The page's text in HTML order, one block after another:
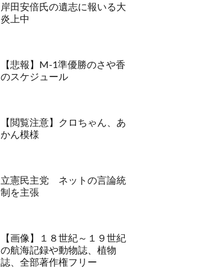
岸田安倍氏の遺志に報いる大
炎上中
【悲報】M-1準優勝のさや香
のスケジュール
【閲覧注意】クロちゃん、あ
かん模様
立憲民主党 ネットの言論統
制を主張
【画像】１８世紀～１９世紀
の航海記録や動物誌、植物
誌、全部著作権フリー